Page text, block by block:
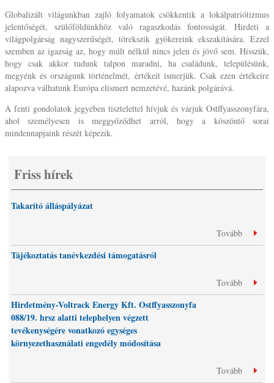
Globalizált világunkban zajló folyamatok csökkentik a lokálpatriótizmus
jelentőségét, szülőföldünkhöz való ragaszkodás fontosságát. Hirdeti a
világpolgárság nagyszerűségét, törekszik gyökereink ekszakítására. Ezzel
szemben az igazság az, hogy múlt nélkül nincs jelen és jövő sem. Hisszük,
hogy csak akkor tudunk talpon maradni, ha családunk, településünk,
megyénk és országunk történelmét, értékeit ismerjük. Csak ezen értékeire
alapozva válhatunk Európa elismert nemzetévé, hazánk polgárává.
A fenti gondolatok jegyében tisztelettel hívjuk és várjuk Ostffyasszonyfára,
ahol személyesen is meggyőződhet arról, hogy a köszöntő sorai
mindennapjaink részét képezik.
Friss hírek
Takarító álláspályázat
Tovább
Tájékoztatás tanévkezdési támogatásról
Tovább
Hirdetmény-Voltrack Energy Kft. Ostffyasszonyfa
088/19. hrsz alatti telephelyen végzett
tevékenységére vonatkozó egységes
környezethasználati engedély módosítása
Tovább